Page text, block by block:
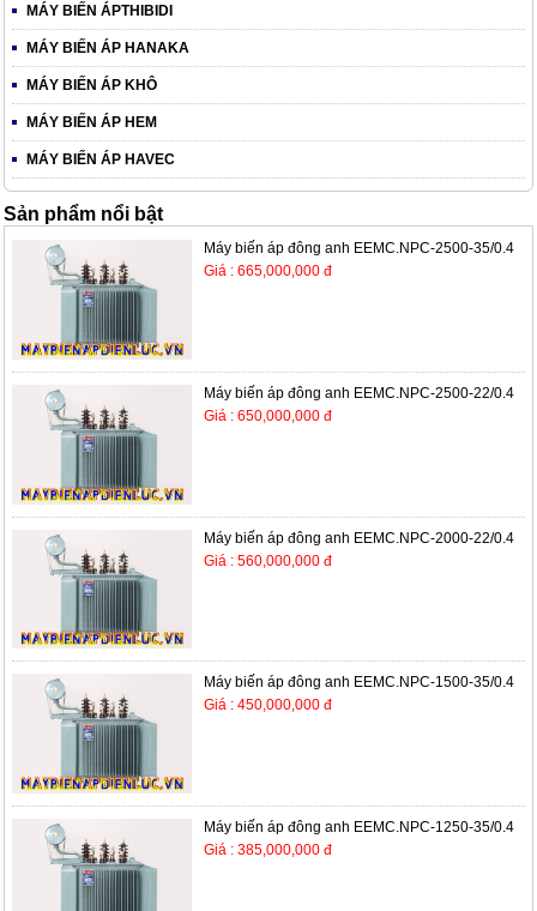
MÁY BIẾN ÁPTHIBIDI
MÁY BIẾN ÁP HANAKA
MÁY BIẾN ÁP KHÔ
MÁY BIẾN ÁP HEM
MÁY BIẾN ÁP HAVEC
Sản phẩm nổi bật
Máy biến áp đông anh EEMC.NPC-2500-35/0.4
Giá : 665,000,000 đ
Máy biến áp đông anh EEMC.NPC-2500-22/0.4
Giá : 650,000,000 đ
Máy biến áp đông anh EEMC.NPC-2000-22/0.4
Giá : 560,000,000 đ
Máy biến áp đông anh EEMC.NPC-1500-35/0.4
Giá : 450,000,000 đ
Máy biến áp đông anh EEMC.NPC-1250-35/0.4
Giá : 385,000,000 đ